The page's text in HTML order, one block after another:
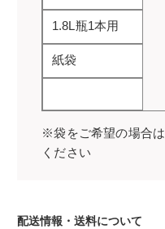
1.8L瓶1本用
紙袋
※袋をご希望の場合は
ください
配送情報・送料について